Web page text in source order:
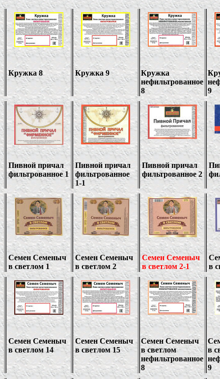
Кружка 8 Кружка 9
Кружка
нефильтрованное
8
9
Пивной причал
фильтрованное 1
Пивной причал
фильтрованное
1-1
Пивной причал
фильтрованное2
Семен Семеныч
в светлом 1
Семен Семеныч
в светлом2
Семен Семеныч
в светлом 2-1
в
Семен Семеныч
в светлом 14
Семен Семеныч
в светлом 15
Семен Семеныч
в светлом
нефильтрованное
8
в
9